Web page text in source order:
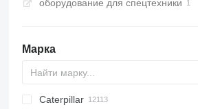
буровые установки
оборудование для спецтехники
Марка
Titan
AL
SP
AX
X-Series
AFW
HD
FlexiROC
1304
400 - series
BC
BG
BB
TW
553
GSH
Leonardo
AHK
K-series
CK
3.5
B-series
450
Caterpillar